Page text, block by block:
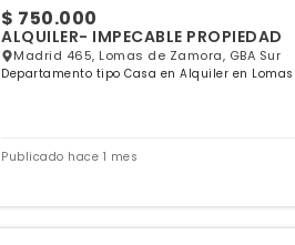
$ 750.000
ALQUILER- IMPECABLE PROPIEDAD
Madrid 465, Lomas de Zamora, GBA Sur
Departamento tipo Casa en Alquiler en
Publicado hace 1 mes